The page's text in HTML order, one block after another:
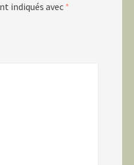
indiqués avec *